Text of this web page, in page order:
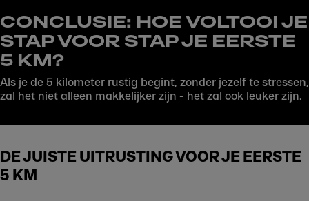
CONCLUSIE: HOE VOLTOOI JE
STAP VOOR STAP JE EERSTE
5 KM?
Als je de 5 kilometer rustig begint, zonder jezelf te stressen,
zal het niet alleen makkelijker zijn - het zal ook leuker zijn.
DE JUISTE UITRUSTING VOOR JE EERSTE
5 KM